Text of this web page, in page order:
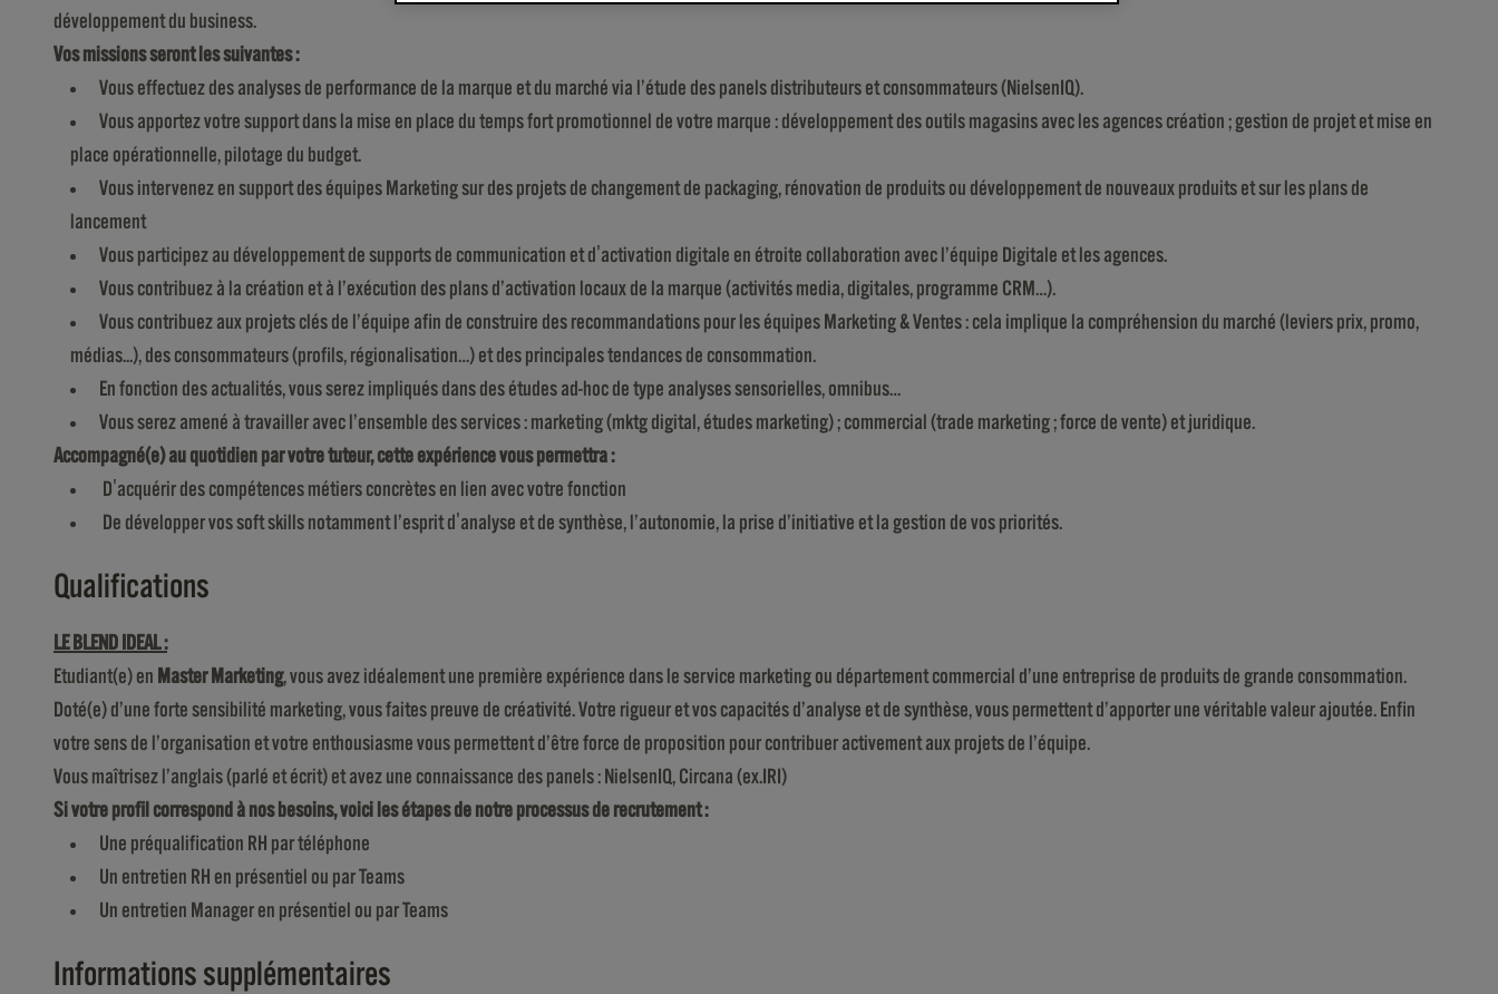
développement du business.
Vos missions seront les suivantes :
Vous effectuez des analyses de performance de la marque et du marché via l’étude des panels distributeurs et consommateurs (NielsenIQ).
Vous apportez votre support dans la mise en place du temps fort promotionnel de votre marque : développement des outils magasins avec les agences création ; gestion de projet et mise en
place opérationnelle, pilotage du budget.
Vous intervenez en support des équipes Marketing sur des projets de changement de packaging, rénovation de produits ou développement de nouveaux produits et sur les plans de
lancement
Vous participez au développement de supports de communication et d'activation digitale en étroite collaboration avec l’équipe Digitale et les agences.
Vous contribuez à la création et à l’exécution des plans d’activation locaux de la marque (activités media, digitales, programme CRM…).
Vous contribuez aux projets clés de l’équipe afin de construire des recommandations pour les équipes Marketing & Ventes : cela implique la compréhension du marché (leviers prix, promo,
médias...), des consommateurs (profils, régionalisation…) et des principales tendances de consommation.
En fonction des actualités, vous serez impliqués dans des études ad-hoc de type analyses sensorielles, omnibus…
Vous serez amené à travailler avec l’ensemble des services : marketing (mktg digital, études marketing) ; commercial (trade marketing ; force de vente) et juridique.
Accompagné(e) au quotidien par votre tuteur, cette expérience vous permettra :
D'acquérir des compétences métiers concrètes en lien avec votre fonction
De développer vos soft skills notamment l’esprit d'analyse et de synthèse, l’autonomie, la prise d’initiative et la gestion de vos priorités.
Qualifications
LE BLEND IDEAL :
Etudiant(e) en Master Marketing, vous avez idéalement une première expérience dans le service marketing ou département commercial d’une entreprise de produits de grande consommation.
Doté(e) d’une forte sensibilité marketing, vous faites preuve de créativité. Votre rigueur et vos capacités d’analyse et de synthèse, vous permettent d’apporter une véritable valeur ajoutée. Enfin
votre sens de l’organisation et votre enthousiasme vous permettent d’être force de proposition pour contribuer activement aux projets de l’équipe.
Vous maîtrisez l’anglais (parlé et écrit) et avez une connaissance des panels : NielsenIQ, Circana (ex.IRI)
Si votre profil correspond à nos besoins, voici les étapes de notre processus de recrutement :
Une préqualification RH par téléphone
Un entretien RH en présentiel ou par Teams
Un entretien Manager en présentiel ou par Teams
Informations supplémentaires